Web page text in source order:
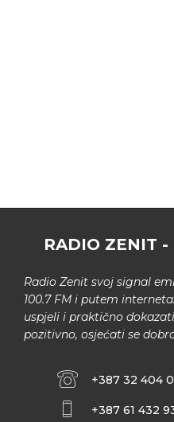
RADIO ZENIT -
Radio Zenit svoj signal
100.7 FM i putem
uspjeli i praktično
pozitivno, osjećati se
+387 32 404
+387 61 432